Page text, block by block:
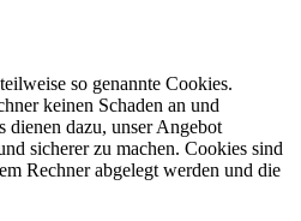
so genannte Cookies.
keinen Schaden an und
dienen dazu, unser Angebot
sicherer zu machen. Cookies sind
Rechner abgelegt werden und die